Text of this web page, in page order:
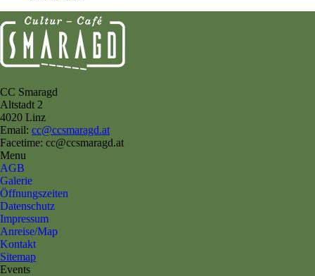
CC Smaragd
Altstadt 2
4020 Linz
Email: cc@ccsmaragd.at
Facetime: cc@ccsmaragd.at
Menu
AGB
Galerie
Öffnungszeiten
Datenschutz
Impressum
Anreise/Map
Kontakt
Sitemap
Events